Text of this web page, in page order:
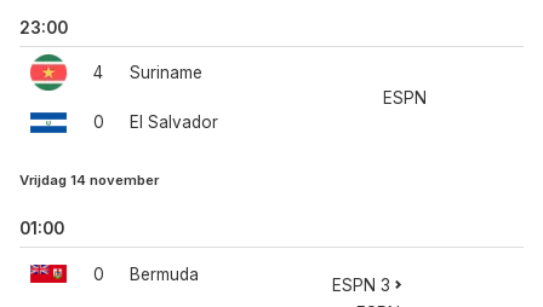
23:00
4
0
Suriname
El Salvador
ESPN
Vrijdag 14 november
01:00
0 Bermuda
ESPN 3